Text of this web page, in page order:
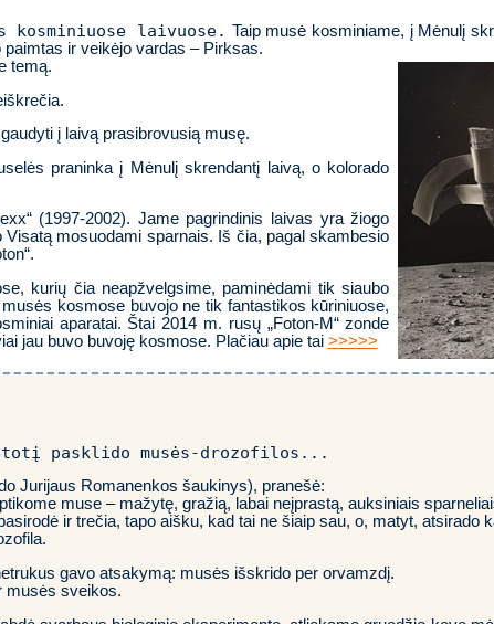
laivuose. Taip musė kosminiame, į Mėnulį
paimtas ir veikėjo vardas – Pirksas.
temą.
į laivą prasibrovusią musę.
praninka į Mėnulį skrendantį laivą, o kolorado
(1997-2002). Jame pagrindinis laivas yra žiogo
mosuodami sparnais. Iš čia, pagal skambesio
kurių čia neapžvelgsime, paminėdami tik siaubo
kosmose buvojo ne tik fantastikos kūriniuose,
aparatai. Štai 2014 m. rusų „Foton-M“ zonde
jau buvo buvoję kosmose. Plačiau apie tai >>>>>
pasklido musės-drozofilos...
Jurijaus Romanenkos šaukinys), pranešė:
muse – mažytę, gražią, labai neįprastą, auksiniais
ir trečia, tapo aišku, kad tai ne šiaip sau, o, matyt, atsirado
gavo atsakymą: musės išskrido per orvamzdį.
musės sveikos.